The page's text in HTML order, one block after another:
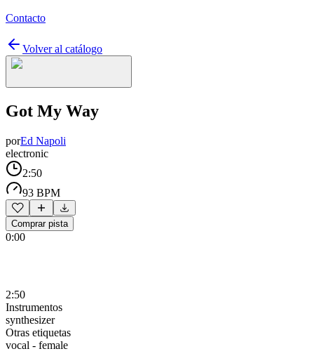
Contacto
Volver al catálogo
Got My Way
porEd Napoli
electronic
2:50
93 BPM
Comprar pista
0:00
2:50
Instrumentos
synthesizer
Otras etiquetas
vocal - female